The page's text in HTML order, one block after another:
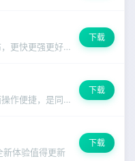
全新版芊泽花下载震撼发布，更快更强更好用的使用体验
下载
给力大辞典破解版功能全面操作便捷，是同类应用中的佼佼者。
下载
体验值得更新
下载